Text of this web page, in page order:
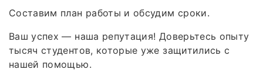
Составим план работы и обсудим сроки.
Ваш успех — наша репутация! Доверьтесь опыту
тысяч студентов, которые уже защитились с
нашей помощью.